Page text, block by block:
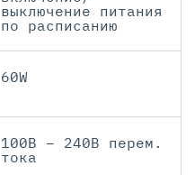
выключение питания
по расписанию
60W
100В – 240В перем.
тока